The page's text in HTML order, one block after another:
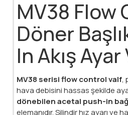
MV38 Flow
Döner
In Akış
MV38 serisi flow control valf,
hava debisini hassas şekilde
dönebilen acetal push-in
elemanıdır. Silindir hız ayarı ve